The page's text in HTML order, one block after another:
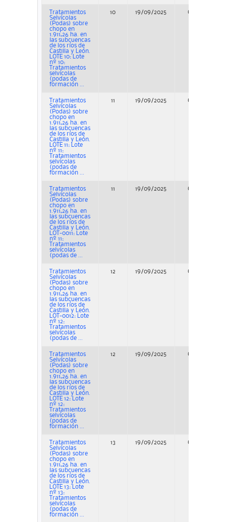
Tratamientos
Selvícolas
(Podas) sobre
chopo en
1.911,26 ha. en
las subcuencas
de los ríos de
Castilla y León.
LOTE 10: Lote
nº 10:
Tratamientos
selvícolas
(podas de
formación ...
10 19/09/2025 Concurso
Tratamientos
Selvícolas
(Podas) sobre
chopo en
1.911,26 ha. en
las subcuencas
de los ríos de
Castilla y León.
LOTE 11: Lote
nº 11:
Tratamientos
selvícolas
(podas de
formación ...
11 19/09/2025 Concurso
Tratamientos
Selvícolas
(Podas) sobre
chopo en
1.911,26 ha. en
las subcuencas
de los ríos de
Castilla y León.
LOT-0011: Lote
nº 11:
Tratamientos
selvícolas
(podas de ...
11 19/09/2025 Concurso
Tratamientos
Selvícolas
(Podas) sobre
chopo en
1.911,26 ha. en
las subcuencas
de los ríos de
Castilla y León.
LOT-0012: Lote
nº 12:
Tratamientos
selvícolas
(podas de ...
12 19/09/2025 Concurso
Tratamientos
Selvícolas
(Podas) sobre
chopo en
1.911,26 ha. en
las subcuencas
de los ríos de
Castilla y León.
LOTE 12: Lote
nº 12:
Tratamientos
selvícolas
(podas de
formación ...
12 19/09/2025 Concurso
Tratamientos
Selvícolas
(Podas) sobre
chopo en
1.911,26 ha. en
las subcuencas
de los ríos de
Castilla y León.
LOTE 13: Lote
nº 13:
Tratamientos
selvícolas
(podas de
formación ...
13 19/09/2025 Concurso